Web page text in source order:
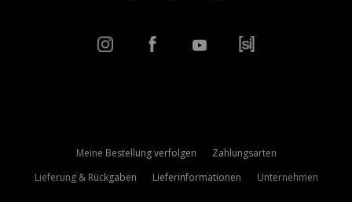
Meine Bestellung verfolgen
Zahlungsarten
Lieferung & Rückgaben
Lieferinformationen Unternehmen